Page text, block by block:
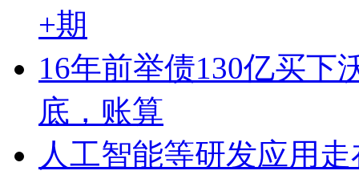
+期
16年前举债130亿买下
底，账算
人工智能等研发应用